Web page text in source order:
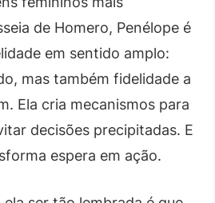
de Homero, Penélope é
em sentido amplo:
mas também fidelidade a
Ela cria mecanismos para
decisões precipitadas. E
espera em ação.